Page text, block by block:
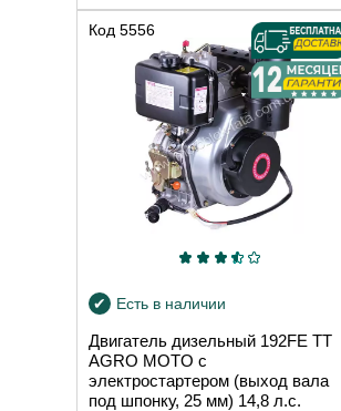
Код 5556
Есть в наличии
Двигатель дизельный 192FE TT
AGRO MOTO с
электростартером (выход вала
под шпонку, 25 мм) 14,8 л.с.